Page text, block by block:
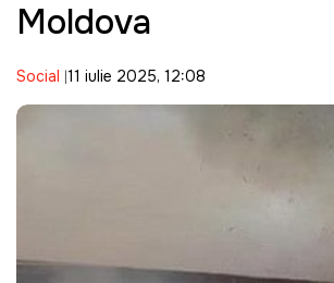
Moldova
Social 11 iulie 2025, 12:08